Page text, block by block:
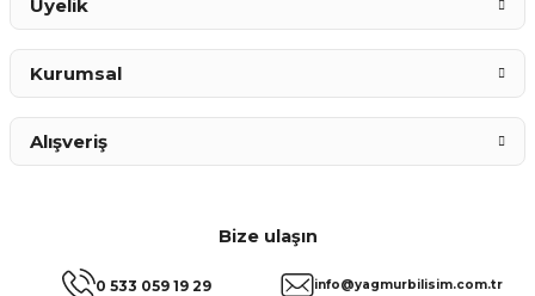
Bize ulaşın
0 533 059 19 29 info@yagmurbilisim.com.tr
Üyelik
Kurumsal
Alışveriş